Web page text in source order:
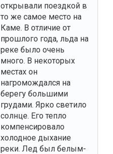
открывали поездкой в
то же самое место на
Каме. В отличие от
прошлого года, льда на
реке было очень
много. В некоторых
местах он
нагромождался на
берегу большими
грудами. Ярко светило
солнце. Его тепло
компенсировало
холодное дыхание
реки. Лед был белым-